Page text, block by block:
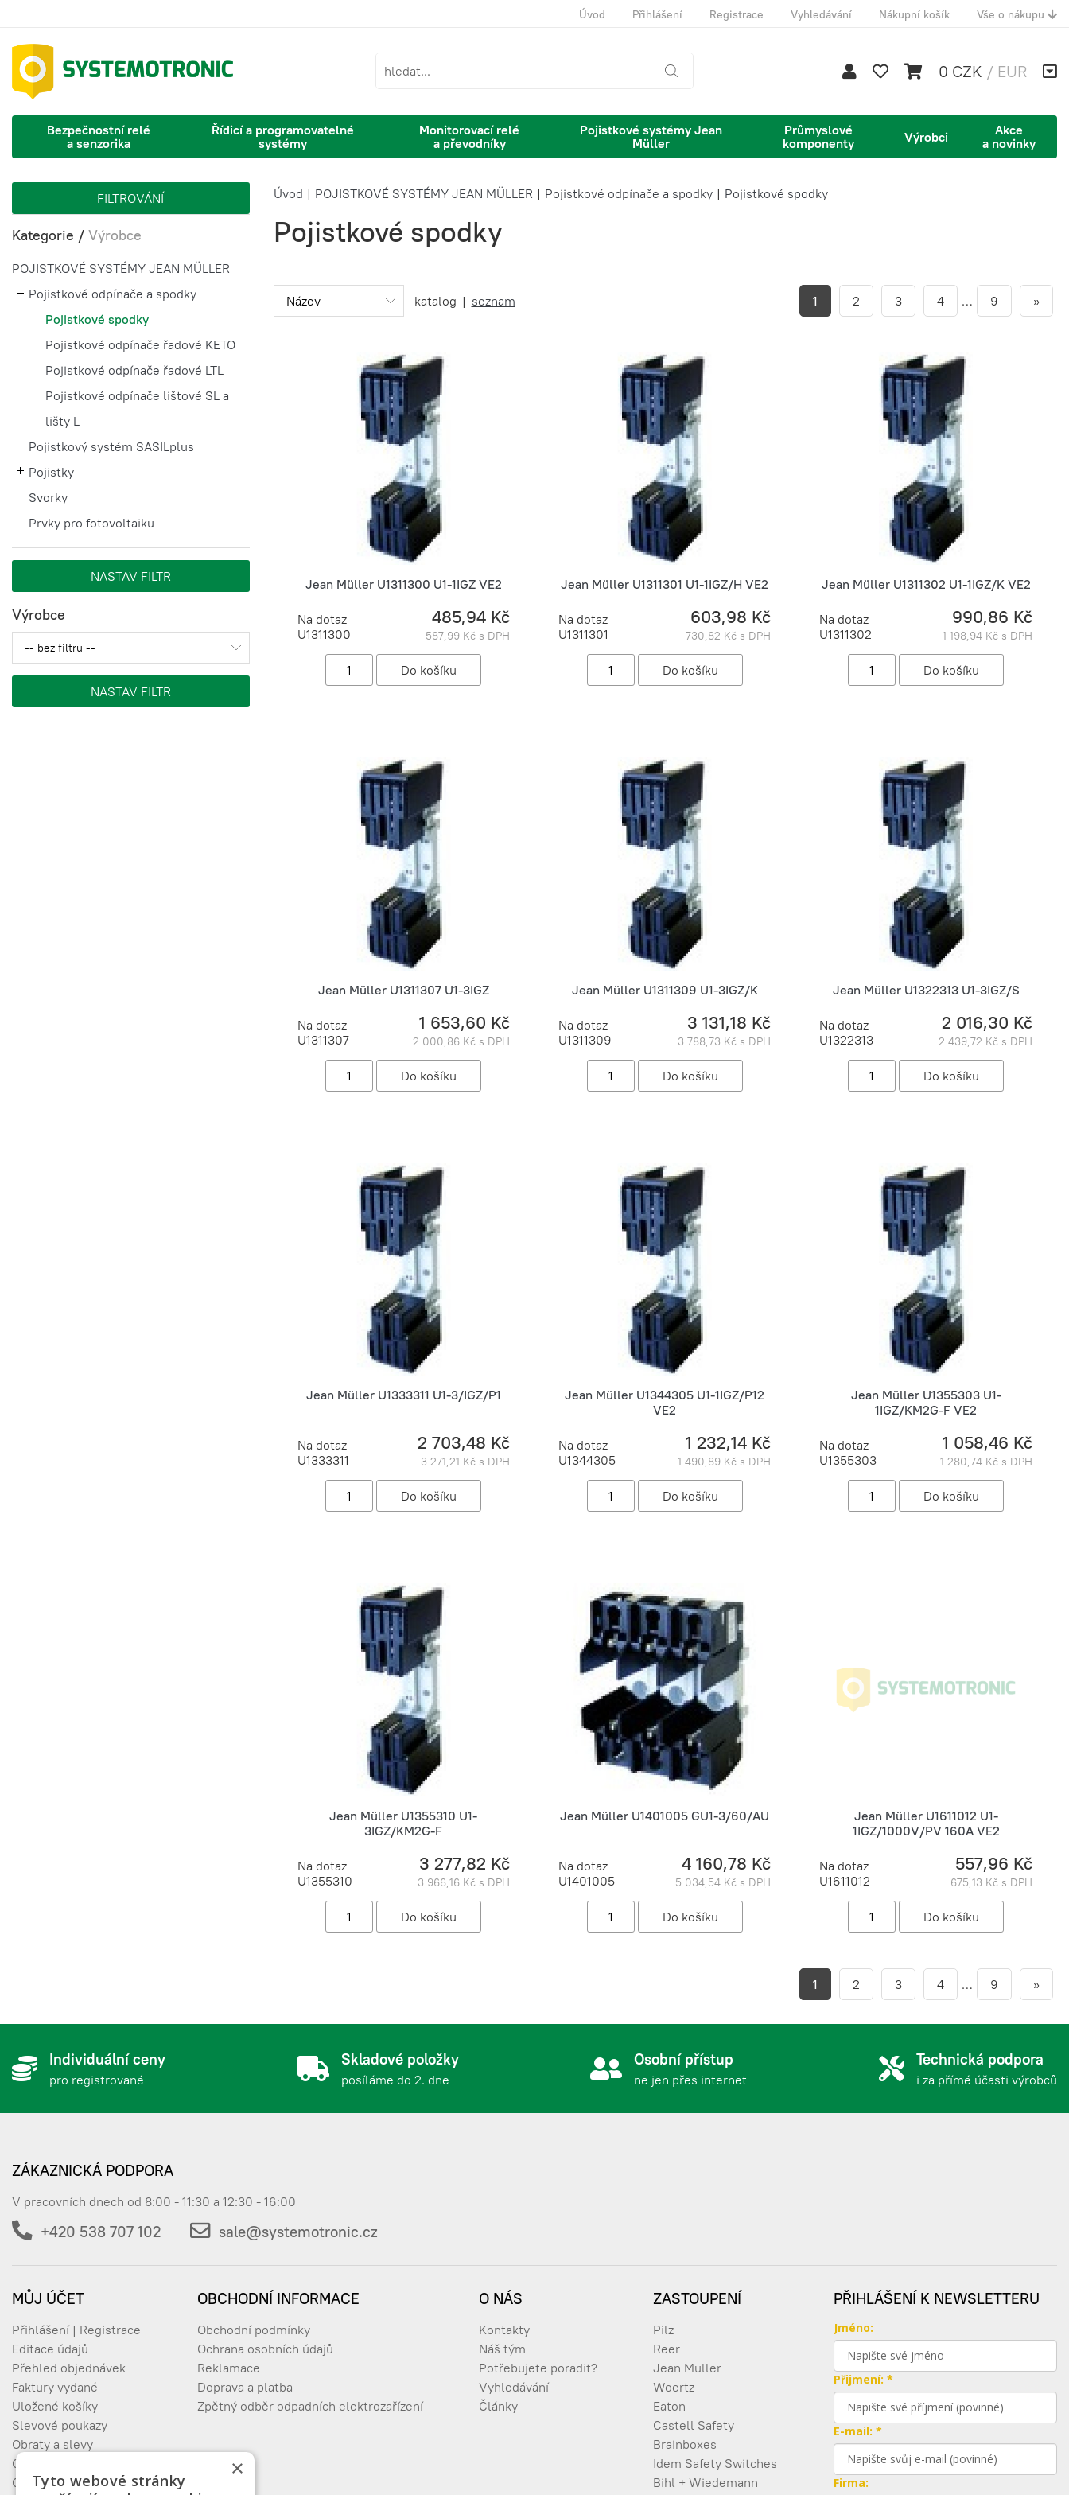
Úvod Přihlášení Registrace Vyhledávání Nákupní košík Vše o nákupu
0 CZK / EUR
Bezpečnostní relé
a senzorika
Řídicí a programovatelné
systémy
Monitorovací relé
a převodníky
Pojistkové systémy Jean
Müller
Průmyslové
komponenty
Výrobci
Akce
a novinky
FILTROVÁNÍ
Kategorie / Výrobce
POJISTKOVÉ SYSTÉMY JEAN MÜLLER
Pojistkové odpínače a spodky
Pojistkové spodky
Pojistkové odpínače řadové KETO
Pojistkové odpínače řadové LTL
Pojistkové odpínače lištové SL a
lišty L
Pojistkový systém SASILplus
Pojistky
Svorky
Prvky pro fotovoltaiku
Výrobce
Úvod | POJISTKOVÉ SYSTÉMY JEAN MÜLLER | Pojistkové odpínače a spodky | Pojistkové spodky
Pojistkové spodky
katalog | seznam 1 2 3 4 … 9 »
Jean Müller U1311300 U1-1IGZ VE2
Na dotaz
U1311300
485,94 Kč
587,99 Kč s DPH
Jean Müller U1311301 U1-1IGZ/H VE2
Na dotaz
U1311301
603,98 Kč
730,82 Kč s DPH
Jean Müller U1311302 U1-1IGZ/K VE2
Na dotaz
U1311302
990,86 Kč
1 198,94 Kč s DPH
Jean Müller U1311307 U1-3IGZ
Na dotaz
U1311307
1 653,60 Kč
2 000,86 Kč s DPH
Jean Müller U1311309 U1-3IGZ/K
Na dotaz
U1311309
3 131,18 Kč
3 788,73 Kč s DPH
Jean Müller U1322313 U1-3IGZ/S
Na dotaz
U1322313
2 016,30 Kč
2 439,72 Kč s DPH
Jean Müller U1333311 U1-3/IGZ/P1
Na dotaz
U1333311
2 703,48 Kč
3 271,21 Kč s DPH
Jean Müller U1344305 U1-1IGZ/P12
VE2
Na dotaz
U1344305
1 232,14 Kč
1 490,89 Kč s DPH
Jean Müller U1355303 U1-
1IGZ/KM2G-F VE2
Na dotaz
U1355303
1 058,46 Kč
1 280,74 Kč s DPH
Jean Müller U1355310 U1-
3IGZ/KM2G-F
Na dotaz
U1355310
3 277,82 Kč
3 966,16 Kč s DPH
Jean Müller U1401005 GU1-3/60/AU
Na dotaz
U1401005
4 160,78 Kč
5 034,54 Kč s DPH
Jean Müller U1611012 U1-
1IGZ/1000V/PV 160A VE2
Na dotaz
U1611012
557,96 Kč
675,13 Kč s DPH
1 2 3 4 … 9 »
Individuální ceny
pro registrované
Skladové položky
posíláme do 2. dne
Osobní přístup
ne jen přes internet
Technická podpora
i za přímé účasti výrobců
ZÁKAZNICKÁ PODPORA
V pracovních dnech od 8:00 - 11:30 a 12:30 - 16:00
+420 538 707 102 sale@systemotronic.cz
MŮJ ÚČET
Přihlášení | Registrace
Editace údajů
Přehled objednávek
Faktury vydané
Uložené košíky
Slevové poukazy
Obraty a slevy
Oblíbené produkty
Odhlášení
OBCHODNÍ INFORMACE
Obchodní podmínky
Ochrana osobních údajů
Reklamace
Doprava a platba
Zpětný odběr odpadních elektrozařízení
O NÁS
Kontakty
Náš tým
Potřebujete poradit?
Vyhledávání
Články
ZASTOUPENÍ
Pilz
Reer
Jean Muller
Woertz
Eaton
Castell Safety
Brainboxes
Idem Safety Switches
Bihl + Wiedemann
PŘIHLÁŠENÍ K NEWSLETTERU
Jméno:
Přijmení: *
E-mail: *
Firma:
×
Tyto webové stránky